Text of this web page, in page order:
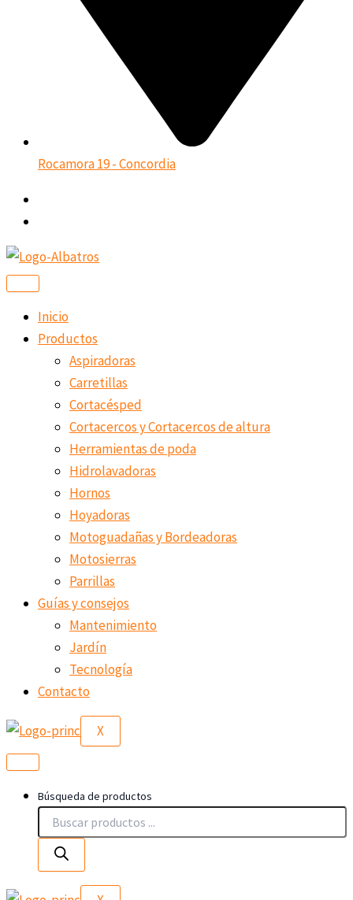
Rocamora 19 - Concordia
Inicio
Productos
Aspiradoras
Carretillas
Cortacésped
Cortacercos y Cortacercos de altura
Herramientas de poda
Hidrolavadoras
Hornos
Hoyadoras
Motoguadañas y Bordeadoras
Motosierras
Parrillas
Guías y consejos
Mantenimiento
Jardín
Tecnología
Contacto
X
Búsqueda de productos